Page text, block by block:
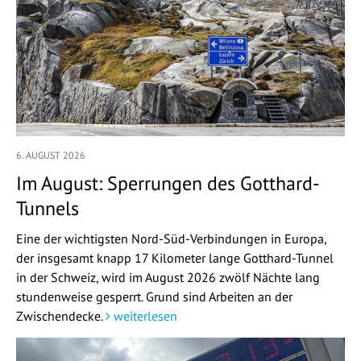
6. AUGUST 2026
Im August: Sperrungen des Gotthard-
Tunnels
Eine der wichtigsten Nord-Süd-Verbindungen in Europa,
der insgesamt knapp 17 Kilometer lange Gotthard-Tunnel
in der Schweiz, wird im August 2026 zwölf Nächte lang
stundenweise gesperrt. Grund sind Arbeiten an der
Zwischendecke.
weiterlesen